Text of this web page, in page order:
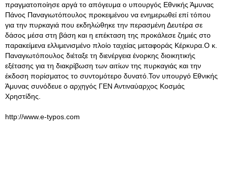
πραγματοποίησε αργά το απόγευμα ο υπουργός Εθνικής Άμυνας
Πάνος Παναγιωτόπουλος προκειμένου να ενημερωθεί επί τόπου
για την πυρκαγιά που εκδηλώθηκε την περασμένη Δευτέρα σε
δάσος μέσα στη βάση και η επέκταση της προκάλεσε ζημιές στο
παρακείμενα ελλιμενισμένο πλοίο ταχείας μεταφοράς Κέρκυρα.Ο κ.
Παναγιωτόπουλος διέταξε τη διενέργεια ένορκης διοικητικής
εξέτασης για τη διακρίβωση των αιτίων της πυρκαγιάς και την
έκδοση πορίσματος το συντομότερο δυνατό.Τον υπουργό Εθνικής
Άμυνας συνόδευε ο αρχηγός ΓΕΝ Αντιναύαρχος Κοσμάς
Χρηστίδης.
http://www.e-typos.com